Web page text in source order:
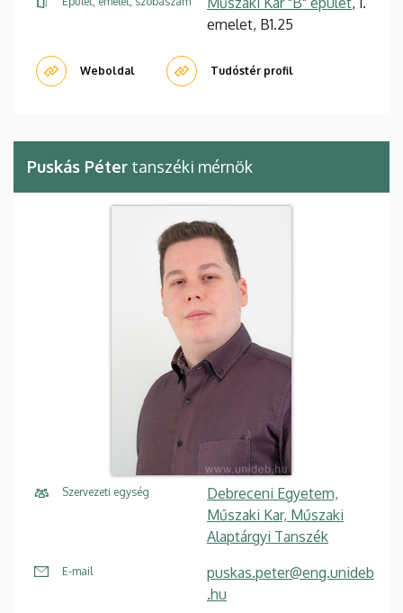
emelet, B1.25
Weboldal Tudóstér profil
Puskás Péter tanszéki mérnök
Szervezeti egység
Debreceni Egyetem,
Műszaki Kar, Műszaki
Alaptárgyi Tanszék
E-mail
puskas.peter@eng.unideb
.hu